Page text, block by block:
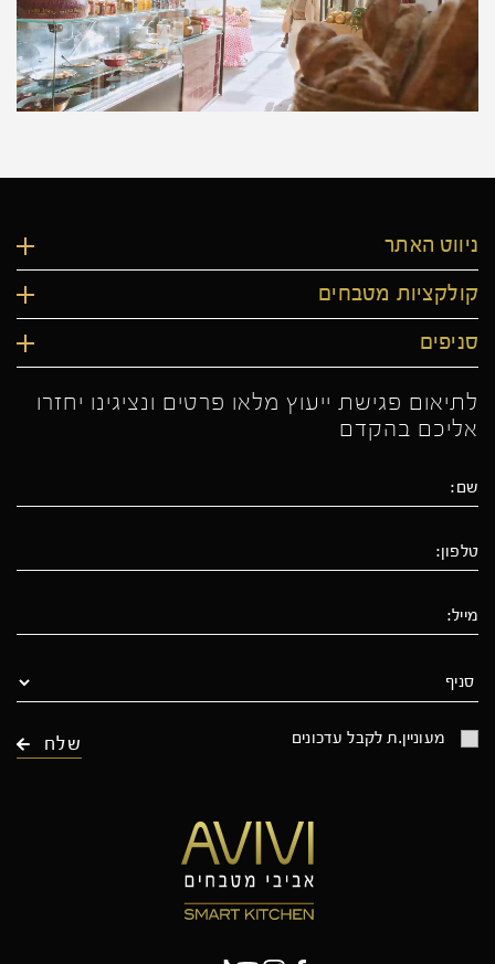
ניווט האתר
קולקציות מטבחים
סניפים
לתיאום פגישת ייעוץ מלאו פרטים ונציגינו יחזרו
אליכם בהקדם
מעוניין.ת לקבל עדכונים